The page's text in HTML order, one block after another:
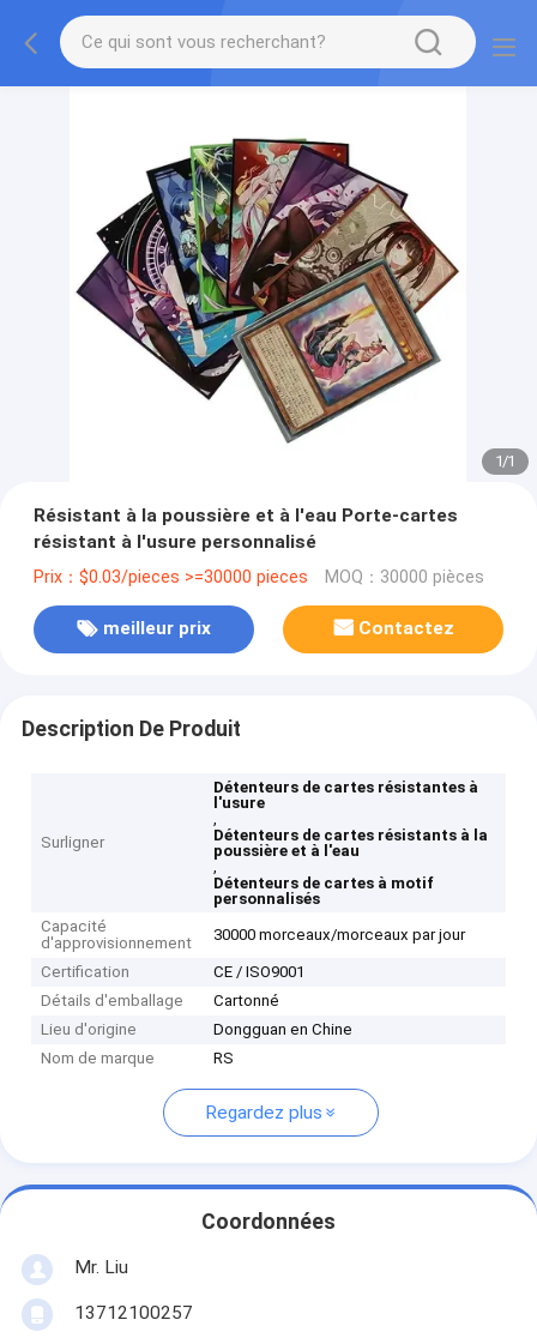
1/1
Résistant à la poussière et à l'eau Porte-cartes
résistant à l'usure personnalisé
Prix：$0.03/pieces >=30000 pieces MOQ：30000 pièces
meilleur prix Contactez
Description De Produit
Surligner
Détenteurs de cartes résistantes à
l'usure
,
Détenteurs de cartes résistants à la
poussière et à l'eau
,
Détenteurs de cartes à motif
personnalisés
Capacité
d'approvisionnement
30000 morceaux/morceaux par jour
Certification
CE / ISO9001
Détails d'emballage
Cartonné
Lieu d'origine
Dongguan en Chine
Nom de marque
RS
Regardez plus
Coordonnées
Mr. Liu
13712100257